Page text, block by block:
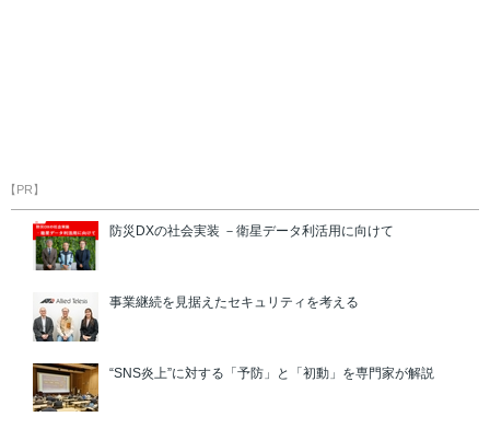
【PR】
防災DXの社会実装 －衛星データ利活用に向けて
事業継続を見据えたセキュリティを考える
“SNS炎上”に対する「予防」と「初動」を専門家が解説